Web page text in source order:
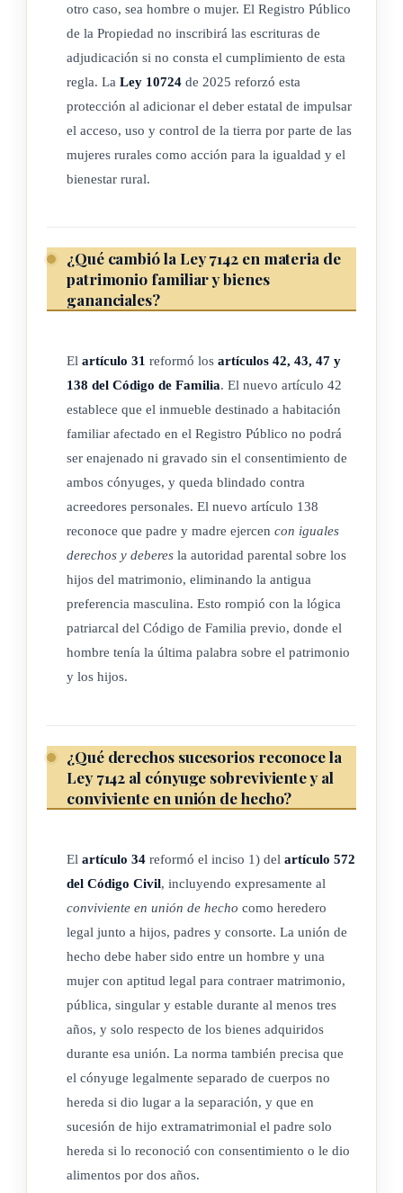
propiedad, masculinos respecto de la cantidad de
funcionarias, interinas y en propiedad, femeninas para una
misma clase de puesto en la institución. El órgano encargado
de la gestión del recurso humano de la institución será la
instancia competente para emitir el estudio técnico.
Una vez se alcance una proporción menor a la indicada para
una misma clase de puesto, no podrán decretarse concursos
Esta medida solo será aplicada a los concursos públicos que
sean decretados para la contratación, interina o en propiedad,
respectiva, de conformidad con los sistemas de reclutamiento
y selección previstos en la Ley 10159,
Ley Marco de Empleo
, del 8 de marzo de 2022, y su reglamento.
Esta clase de concursos públicos no podrán ser acordados
En caso de que el concurso sea declarado desierto o
infructuoso, el órgano competente podrá acordar su apertura
nuevamente, sin ninguna restricción en función del género.
(Así adicionado por el artículo único de la ley N° 10807 del
13 de noviembre del 2025, "Reforma Ley de Promoción de
ARTÍCULO 5
eficaces que promuevan y aseguren la participación efectiva
Asimismo, los estatutos a que se refiere el párrafo anterior,
deberán contener mecanismos eficaces que aseguren el
nombramiento de un porcentaje significativo de mujeres en
los viceministerios, oficialías mayores, direcciones generales
de órganos estatales, así como en juntas directivas,
presidencias ejecutivas, gerencias o subgerencias de
ARTÍCULO 6
otro caso, sea hombre o mujer. El Registro Público
de la Propiedad no inscribirá las escrituras de
adjudicación si no consta el cumplimiento de esta
regla. La Ley 10724 de 2025 reforzó esta
protección al adicionar el deber estatal de impulsar
el acceso, uso y control de la tierra por parte de las
mujeres rurales como acción para la igualdad y el
bienestar rural.
¿Qué cambió la Ley 7142 en materia de
patrimonio familiar y bienes
gananciales?
El artículo 31 reformó los artículos 42, 43, 47 y
138 del Código de Familia. El nuevo artículo 42
establece que el inmueble destinado a habitación
familiar afectado en el Registro Público no podrá
ser enajenado ni gravado sin el consentimiento de
ambos cónyuges, y queda blindado contra
acreedores personales. El nuevo artículo 138
reconoce que padre y madre ejercen con iguales
derechos y deberes la autoridad parental sobre los
hijos del matrimonio, eliminando la antigua
preferencia masculina. Esto rompió con la lógica
patriarcal del Código de Familia previo, donde el
hombre tenía la última palabra sobre el patrimonio
y los hijos.
¿Qué derechos sucesorios reconoce la
Ley 7142 al cónyuge sobreviviente y al
conviviente en unión de hecho?
El artículo 34 reformó el inciso 1) del artículo 572
del Código Civil, incluyendo expresamente al
conviviente en unión de hecho como heredero
legal junto a hijos, padres y consorte. La unión de
hecho debe haber sido entre un hombre y una
mujer con aptitud legal para contraer matrimonio,
pública, singular y estable durante al menos tres
años, y solo respecto de los bienes adquiridos
durante esa unión. La norma también precisa que
el cónyuge legalmente separado de cuerpos no
hereda si dio lugar a la separación, y que en
sucesión de hijo extramatrimonial el padre solo
hereda si lo reconoció con consentimiento o le dio
alimentos por dos años.